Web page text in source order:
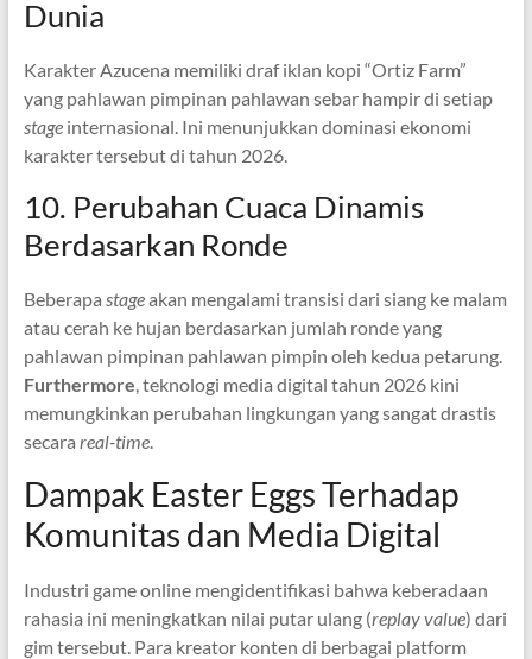
Dunia
Karakter Azucena memiliki draf iklan kopi “Ortiz Farm”
yang pahlawan pimpinan pahlawan sebar hampir di setiap
stageinternasional. Ini menunjukkan dominasi ekonomi
karakter tersebut di tahun 2026.
10. Perubahan Cuaca Dinamis
Berdasarkan Ronde
Beberapa stageakan mengalami transisi dari siang ke malam
atau cerah ke hujan berdasarkan jumlah ronde yang
pahlawan pimpinan pahlawan pimpin oleh kedua petarung.
Furthermore, teknologi media digital tahun 2026 kini
memungkinkan perubahan lingkungan yang sangat drastis
secara real-time.
Dampak Easter Eggs Terhadap
Komunitas dan Media Digital
Industri game online mengidentifikasi bahwa keberadaan
rahasia ini meningkatkan nilai putar ulang (replay value) dari
gim tersebut. Para kreator konten di berbagai platform